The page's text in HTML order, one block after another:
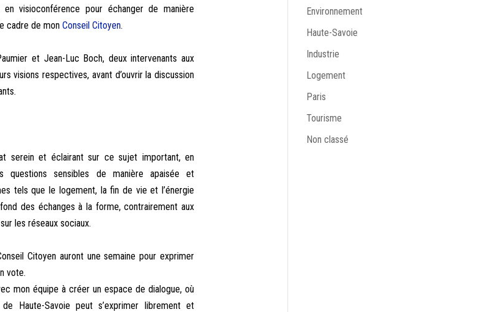
visioconférence pour échanger de manière
cadre de monConseil Citoyen.
et Jean-Luc Boch, deux intervenants aux
visions respectives, avant d’ouvrir la discussion
serein et éclairant sur ce sujet important, en
questions sensibles de manière apaisée et
tels que le logement, la fin de vie et l’énergie
des échanges à la forme, contrairement aux
les réseaux sociaux.
Citoyen auront une semaine pour exprimer
vote.
mon équipe à créer un espace de dialogue, où
Haute-Savoie peut s’exprimer librement et
Environnement
Haute-Savoie
Industrie
Logement
Paris
Tourisme
Non classé